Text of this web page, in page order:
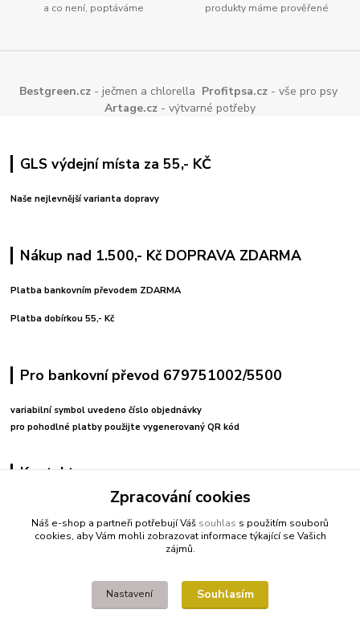
a co není, poptáváme
produkty máme prověřené
Bestgreen.cz - ječmen a chlorella Profitpsa.cz - vše pro psy
Artage.cz - výtvarné potřeby
GLS výdejní místa za 55,- KČ
Naše nejlevnější varianta dopravy
Nákup nad 1.500,- Kč DOPRAVA ZDARMA
Platba bankovním převodem ZDARMA
Platba dobírkou 55,- Kč
Pro bankovní převod 679751002/5500
variabilní symbol uvedeno číslo objednávky
pro pohodlné platby použijte vygenerovaný QR kód
Kontakty
+420 608212713
fitnessio@post.cz
Zpracování cookies
Náš e-shop a partneři potřebují Váš souhlas s použitím souborů
cookies, aby Vám mohli zobrazovat informace týkající se Vašich
zájmů.
Nastavení Souhlasím